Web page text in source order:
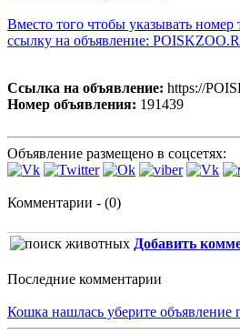
Вместо того чтобы указывать номер
ссылку на объявление:
Ссылка на объявление: https://
Номер объявления: 191439
Объявление размещено в соцсетях:
Комментарии - (0)
Добавить
Последние комментарии
Кошка нашлась уберите объявление